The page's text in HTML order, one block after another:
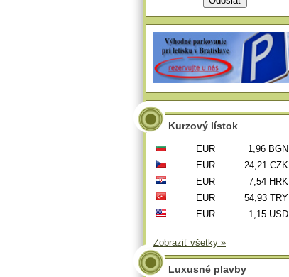
Kurzový lístok
EUR
1,96 BGN
EUR
24,21 CZK
EUR
7,54 HRK
EUR
54,93 TRY
EUR
1,15 USD
Zobraziť všetky »
Luxusné plavby